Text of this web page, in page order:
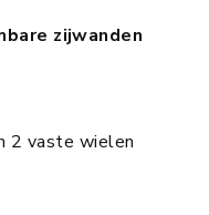
zijwanden
2 vaste wielen